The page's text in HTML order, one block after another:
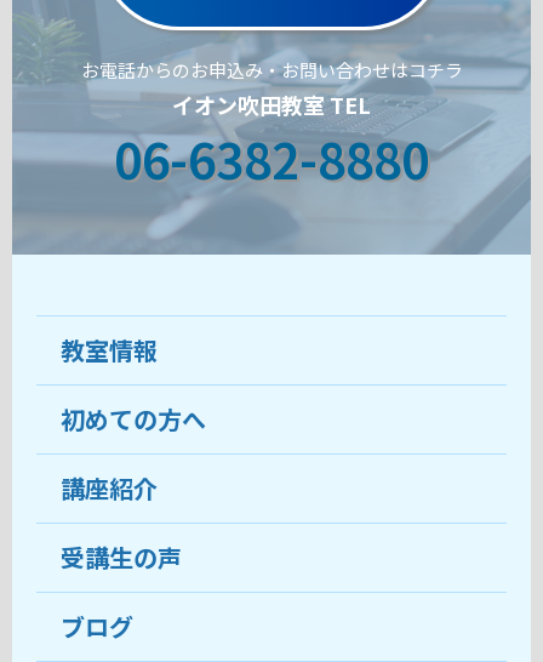
お電話からのお申込み・お問い合わせはコチラ
イオン吹田教室 TEL
06-6382-8880
教室情報
教室について
受講生の声
おすすめ・人気の講座
目的から講座を探す
初めての方へ
ココがおすすめ
料金
受講までの流れ
講座紹介
受講生の声
ブログ